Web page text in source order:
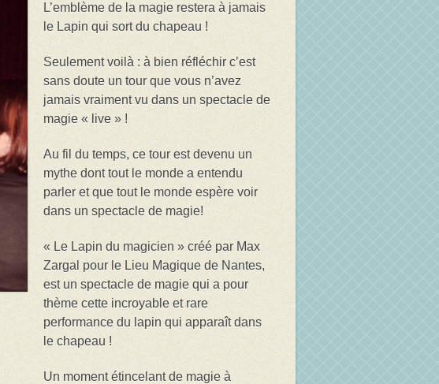
L’emblème de la magie restera à jamais
le Lapin qui sort du chapeau !
Seulement voilà : à bien réfléchir c’est
sans doute un tour que vous n’avez
jamais vraiment vu dans un spectacle de
magie « live » !
Au fil du temps, ce tour est devenu un
mythe dont tout le monde a entendu
parler et que tout le monde espère voir
dans un spectacle de magie!
« Le Lapin du magicien » créé par Max
Zargal pour le Lieu Magique de Nantes,
est un spectacle de magie qui a pour
thème cette incroyable et rare
performance du lapin qui apparaît dans
le chapeau !
Un moment étincelant de magie à